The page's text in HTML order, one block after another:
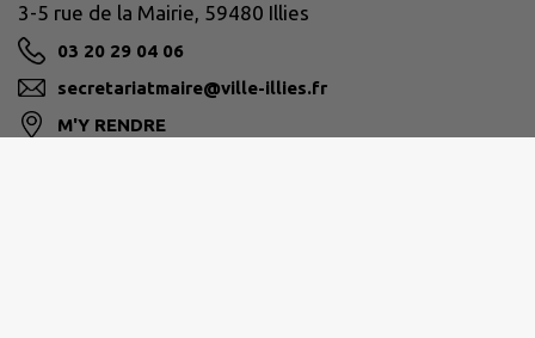
3-5 rue de la Mairie, 59480 Illies
03 20 29 04 06
secretariatmaire@ville-illies.fr
M'Y RENDRE